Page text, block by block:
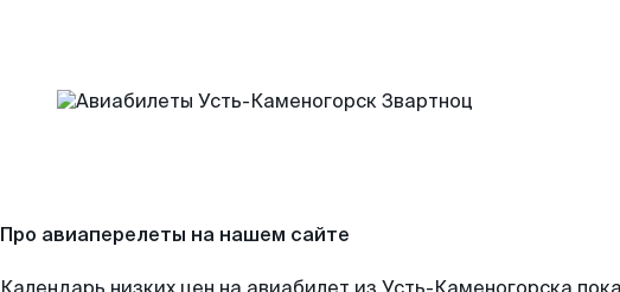
Про авиаперелеты на нашем сайте